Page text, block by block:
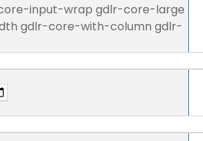
input-wrap gdlr-core-large
gdlr-core-with-column gdlr-